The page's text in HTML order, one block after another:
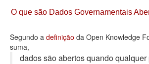
Dados Governamentais Abertos
Planejamento
Catálogo de dados
O que são Dados Governamentais
Segundo a definição da Open Knowledge
suma,
dados são abertos quando